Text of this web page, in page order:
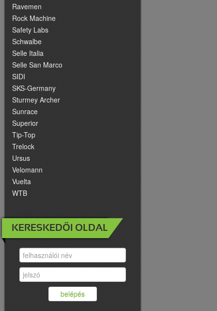
Ravemen
Rock Machine
Safety Labs
Schwalbe
Selle Italia
Selle San Marco
SIDI
SKS-Germany
Sturmey Archer
Sunrace
Superior
Tip-Top
Trelock
Ursus
Velomann
Vuelta
WTB
KERESKEDŐI OLDAL
belépés